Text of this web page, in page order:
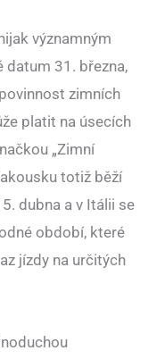
významným
datum 31. března,
zimních
platit na úsecích
„Zimní
totiž běží
dubna a v Itálii se
období, které
jízdy na určitých